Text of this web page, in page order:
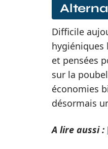
Difficile
hygiéniques
et pensées
sur la
économies
désormais
A lire aussi :